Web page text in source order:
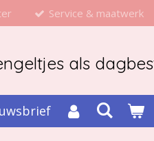
Service & maatwerk
als